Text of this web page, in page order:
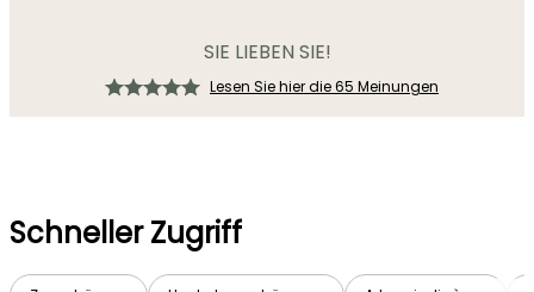
SIE LIEBEN SIE!
Lesen Sie hier die 65 Meinungen
Schneller Zugriff